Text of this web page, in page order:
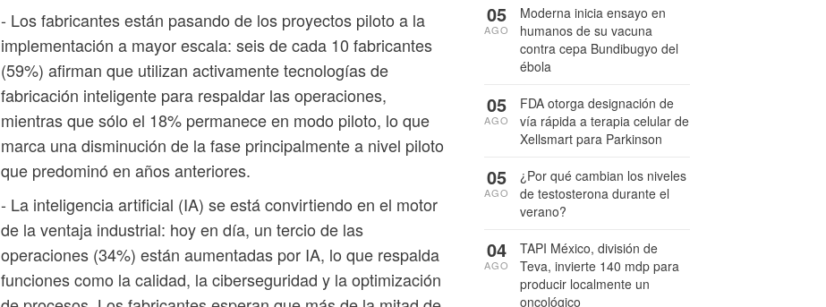
- Los fabricantes están pasando de los proyectos piloto a la
implementación a mayor escala: seis de cada 10 fabricantes
(59%) afirman que utilizan activamente tecnologías de
fabricación inteligente para respaldar las operaciones,
mientras que sólo el 18% permanece en modo piloto, lo que
marca una disminución de la fase principalmente a nivel piloto
que predominó en años anteriores.
- La inteligencia artificial (IA) se está convirtiendo en el motor
de la ventaja industrial: hoy en día, un tercio de las
operaciones (34%) están aumentadas por IA, lo que respalda
funciones como la calidad, la ciberseguridad y la optimización
Moderna inicia ensayo en
humanos de su vacuna
contra cepa Bundibugyo del
ébola
05
AGO
FDA otorga designación de
vía rápida a terapia celular de
Xellsmart para Parkinson
05
AGO
¿Por qué cambian los niveles
de testosterona durante el
verano?
05
AGO
TAPI México, división de
Teva, invierte 140 mdp para
producir localmente un
oncológico
04
AGO